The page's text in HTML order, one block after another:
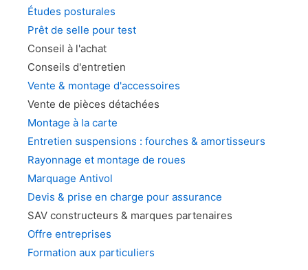
Études posturales
Prêt de selle pour test
Conseil à l'achat
Conseils d'entretien
Vente & montage d'accessoires
Vente de pièces détachées
Montage à la carte
Entretien suspensions : fourches & amortisseurs
Rayonnage et montage de roues
Marquage Antivol
Devis & prise en charge pour assurance
SAV constructeurs & marques partenaires
Offre entreprises
Formation aux particuliers